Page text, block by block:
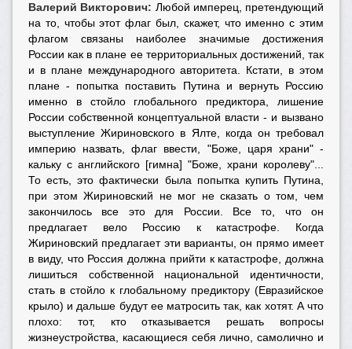
Валерий Викторович: Любой имперец, претендующий
на то, чтобы этот флаг был, скажет, что именно с этим
флагом связаны наиболее значимые достижения
России как в плане ее территориальных достижений, так
и в плане международного авторитета. Кстати, в этом
плане - попытка поставить Путина и вернуть Россию
именно в стойло глобального предиктора, лишение
России собственной концептуальной власти - и вызвано
выступление Жириновского в Ялте, когда он требовал
империю назвать, флаг ввести, "Боже, царя храни" -
кальку с английского [гимна] "Боже, храни королеву"...
То есть, это фактически была попытка купить Путина,
при этом Жириновский не мог не сказать о том, чем
закончилось все это для России. Все то, что он
предлагает вело Россию к катастрофе. Когда
Жириновский предлагает эти варианты, он прямо имеет
в виду, что Россия должна прийти к катастрофе, должна
лишиться собственной национальной идентичности,
стать в стойло к глобальному предиктору (Евразийское
крыло) и дальше будут ее матросить так, как хотят. А что
плохо: тот, кто отказывается решать вопросы
жизнеустройства, касающиеся себя лично, самолично и